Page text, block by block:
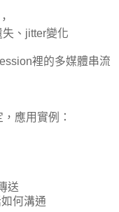
、jitter變化
裡的多媒體串流
應用實例：
送
何溝通